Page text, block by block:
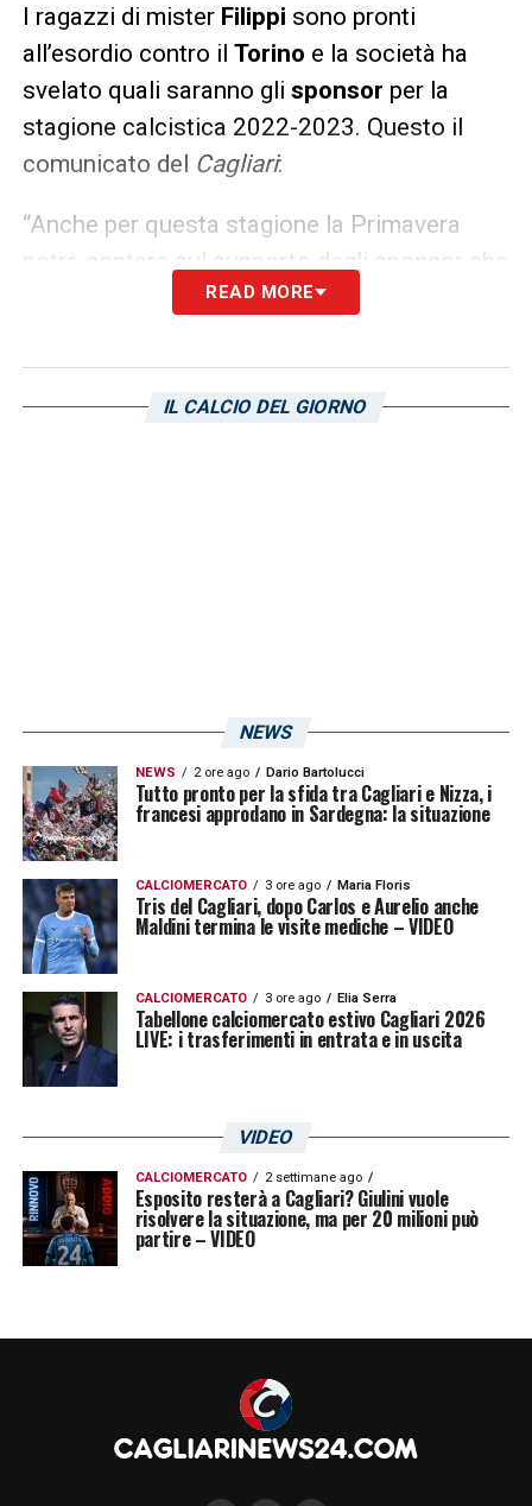
I ragazzi di mister Filippi sono pronti
all’esordio contro il Torino e la società ha
svelato quali saranno gli sponsor per la
stagione calcistica 2022-2023. Questo il
comunicato del Cagliari:
“Anche per questa stagione la Primavera
potrà contare sul supporto degli sponsor che
ormai da anni scendono in campo al fianco
L’Orto di Eleonora e Centro Cash,
rispettivamente first e second sponsor. Per
LA PLAYLIST DELLE NOSTRE TOP NEWS
READ MORE
IL CALCIO DEL GIORNO
NEWS
NEWS 2 ore ago Dario Bartolucci
Tutto pronto per la sfida tra Cagliari e Nizza, i
francesi approdano in Sardegna: la situazione
CALCIOMERCATO 3 ore ago Maria Floris
Tris del Cagliari, dopo Carlos e Aurelio anche
Maldini termina le visite mediche – VIDEO
CALCIOMERCATO 3 ore ago Elia Serra
Tabellone calciomercato estivo Cagliari 2026
LIVE: i trasferimenti in entrata e in uscita
VIDEO
CALCIOMERCATO 2 settimane ago
Esposito resterà a Cagliari? Giulini vuole
risolvere la situazione, ma per 20 milioni può
partire – VIDEO